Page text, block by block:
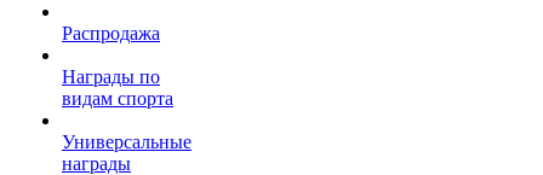
Распродажа
Награды по
видам спорта
Универсальные
награды